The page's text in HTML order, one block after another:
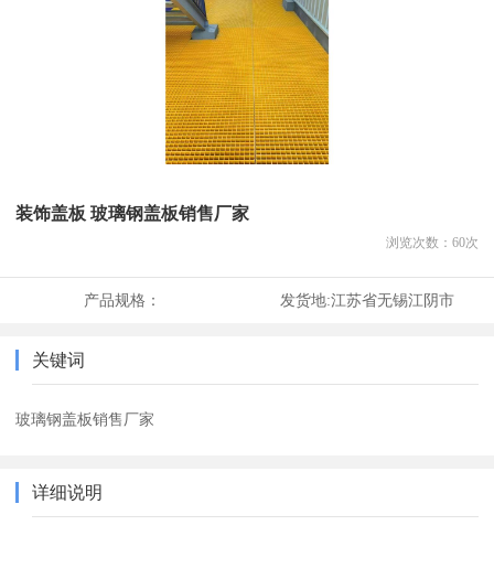
装饰盖板 玻璃钢盖板销售厂家
浏览次数： 60次
产品规格： 发货地:江苏省无锡江阴市
关键词
玻璃钢盖板销售厂家
详细说明